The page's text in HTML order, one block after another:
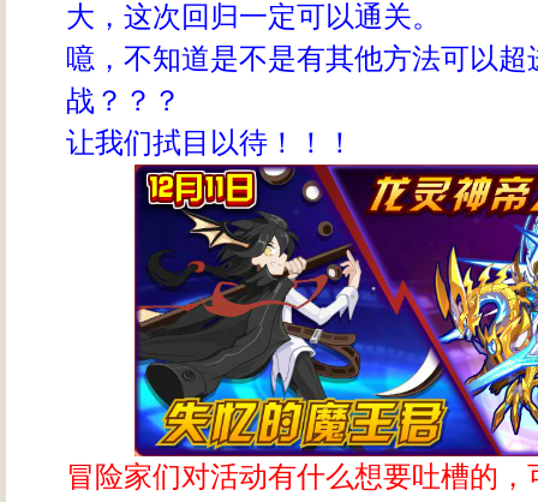
大，这次回归一定可以通关。
噫，不知道是不是有其他方法可以超
战？？？
让我们拭目以待！！！
冒险家们对活动有什么想要吐槽的